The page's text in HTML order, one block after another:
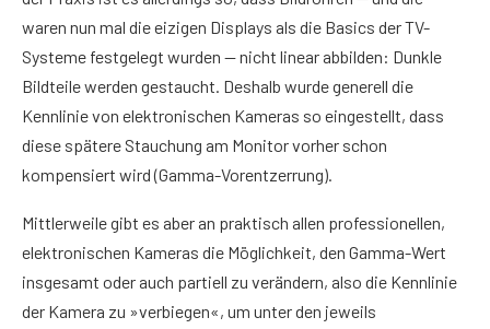
waren nun mal die eizigen Displays als die Basics der TV-
Systeme festgelegt wurden — nicht linear abbilden: Dunkle
Bildteile werden gestaucht. Deshalb wurde generell die
Kennlinie von elektronischen Kameras so eingestellt, dass
diese spätere Stauchung am Monitor vorher schon
kompensiert wird (Gamma-Vorentzerrung).
Mittlerweile gibt es aber an praktisch allen professionellen,
elektronischen Kameras die Möglichkeit, den Gamma-Wert
insgesamt oder auch partiell zu verändern, also die Kennlinie
der Kamera zu »verbiegen«, um unter den jeweils